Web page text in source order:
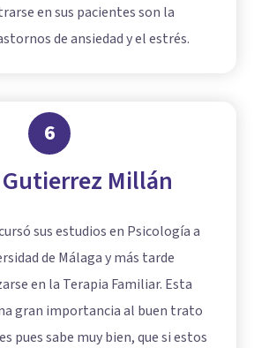
en sus pacientes son la
de ansiedad y el estrés.
6
Millán
sus estudios en Psicología a
de Málaga y más tarde
en la Terapia Familiar. Esta
gran importancia al buen trato
pues sabe muy bien, que si estos